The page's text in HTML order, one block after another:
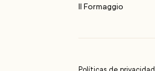
Il Formaggio